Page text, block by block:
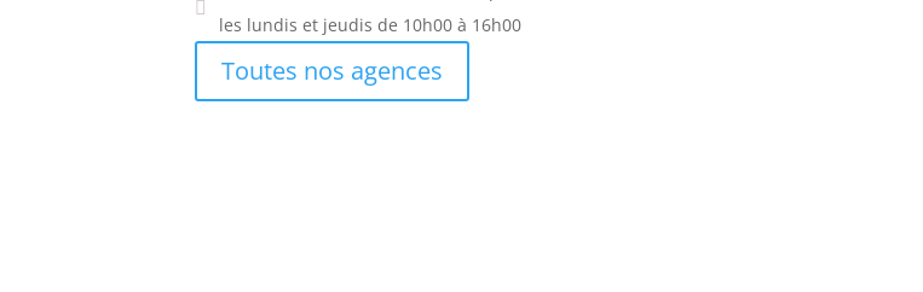
les lundis et jeudis de 10h00 à 16h00
Toutes nos agences